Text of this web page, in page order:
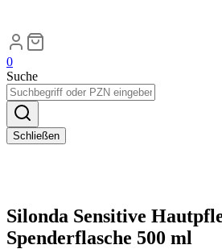
0
Suche
Schließen
Silonda Sensitive
Spenderflasche 500 ml